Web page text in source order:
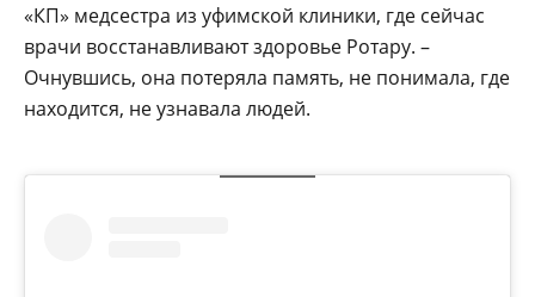
«КП» медсестра из уфимской клиники, где сейчас
врачи восстанавливают здоровье Ротару. –
Очнувшись, она потеряла память, не понимала, где
находится, не узнавала людей.